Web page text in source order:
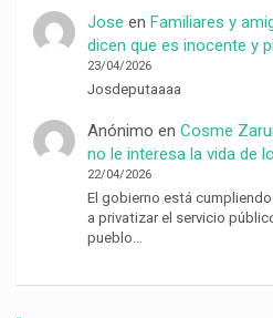
Jose en Familiares y
dicen que es inocente y
23/04/2026
Josdeputaaaa
Anónimo en Cosme
no le interesa la vida de
22/04/2026
El gobierno está
a privatizar el servicio
pueblo…